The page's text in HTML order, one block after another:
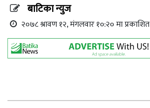
बाटिका न्युज
२०७८ श्रावण १२, मंगलवार १०:२० मा प्रकाशित